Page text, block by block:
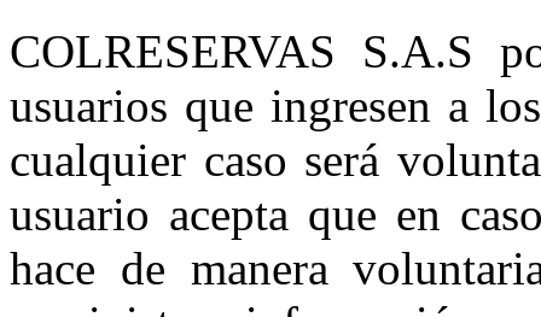
COLRESERVAS S.A.S
usuarios que ingresen a
cualquier caso será
usuario acepta que en
hace de manera